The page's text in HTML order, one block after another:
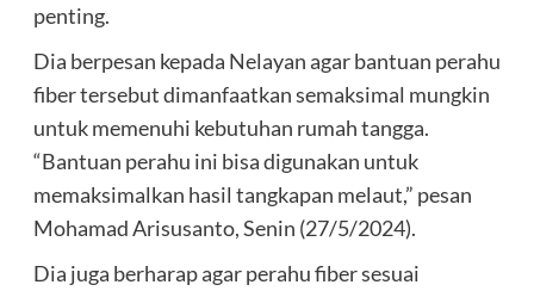
penting.
Dia berpesan kepada Nelayan agar bantuan perahu
fiber tersebut dimanfaatkan semaksimal mungkin
untuk memenuhi kebutuhan rumah tangga.
“Bantuan perahu ini bisa digunakan untuk
memaksimalkan hasil tangkapan melaut,” pesan
Mohamad Arisusanto, Senin (27/5/2024).
Dia juga berharap agar perahu fiber sesuai